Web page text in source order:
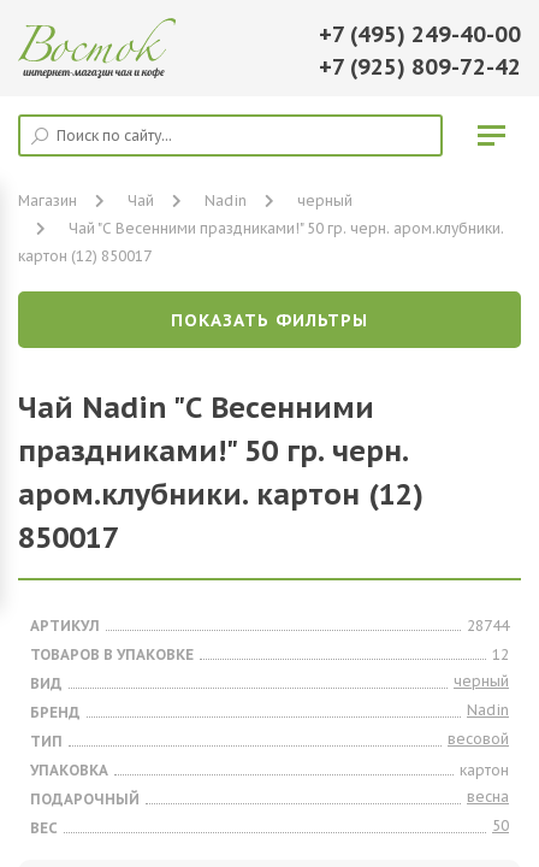
+7 (495) 249-40-00
+7 (925) 809-72-42
Магазин Чай Nadin
черный
Чай "С Весенними праздниками!" 50 гр. черн. аром.клубники.
картон (12) 850017
ПОКАЗАТЬ ФИЛЬТРЫ
Чай Nadin "С Весенними
праздниками!" 50 гр. черн.
аром.клубники. картон (12)
850017
АРТИКУЛ
28744
ТОВАРОВ В УПАКОВКЕ
12
ВИД
черный
БРЕНД
Nadin
ТИП
весовой
УПАКОВКА
картон
ПОДАРОЧНЫЙ
весна
ВЕС
50